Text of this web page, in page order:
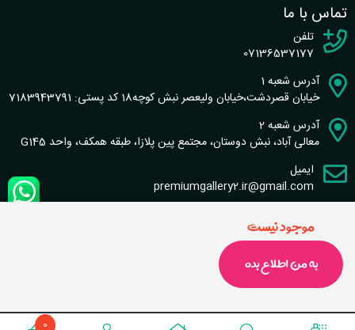
0
موجود نیست
به من اطلاع بده
تماس با ما
تلفن
07136537177
آدرس شعبه 1
خیابان قصردشت،خیابان ولیعصر نبش کوچه18 کد پستی: 7183943791
آدرس شعبه 2
معالی آباد، نبش دوستان، مجتمع پین پلازا، طبقه همکف، واحد G145
ایمیل
premiumgallery2.ir@gmail.com
طراحی سایت و سئو : گروه نرم افزاری شاخص